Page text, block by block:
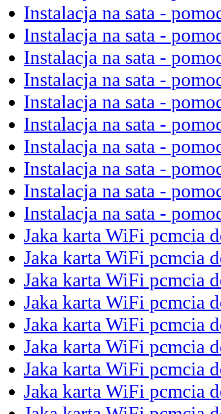
Instalacja na sata -
Instalacja na sata -
Instalacja na sata -
Instalacja na sata -
Instalacja na sata -
Instalacja na sata -
Instalacja na sata -
Instalacja na sata -
Instalacja na sata -
Instalacja na sata -
Jaka karta WiFi pcmcia
Jaka karta WiFi pcmcia
Jaka karta WiFi pcmcia
Jaka karta WiFi pcmcia
Jaka karta WiFi pcmcia
Jaka karta WiFi pcmcia
Jaka karta WiFi pcmcia
Jaka karta WiFi pcmcia